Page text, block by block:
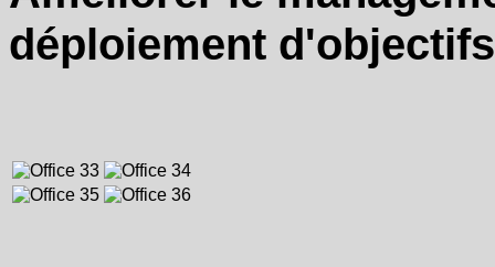
déploiement d'objectifs